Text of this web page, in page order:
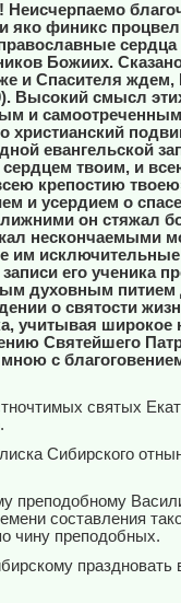
яко финикс
сердца
Божиих.
и Спасителя ждем,
Высокий смысл
и
христианский
евангельской
сердцем твоим, и
крепостию
и усердием о
он стяжал
нескончаемыми
им
его ученика
духовным питием
о святости
учитывая широкое
Святейшего
мною с
святых
Сибирского
преподобному
составления
чину преподобных.
праздновать